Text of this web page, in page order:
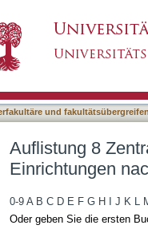
und
Auflistung 8
Einrichtungen
0-9 A B C D E F G H J K L
Oder geben Sie die ersten